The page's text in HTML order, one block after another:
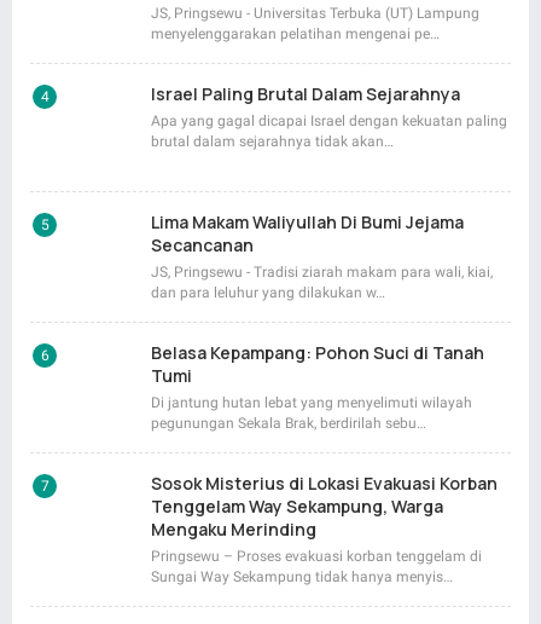
JS, Pringsewu - Universitas Terbuka (UT) Lampung
menyelenggarakan pelatihan mengenai pe…
Israel Paling Brutal Dalam Sejarahnya
Apa yang gagal dicapai Israel dengan kekuatan paling
brutal dalam sejarahnya tidak akan…
Lima Makam Waliyullah Di Bumi Jejama
Secancanan
JS, Pringsewu - Tradisi ziarah makam para wali, kiai,
dan para leluhur yang dilakukan w…
Belasa Kepampang: Pohon Suci di Tanah
Tumi
Di jantung hutan lebat yang menyelimuti wilayah
pegunungan Sekala Brak, berdirilah sebu…
Sosok Misterius di Lokasi Evakuasi Korban
Tenggelam Way Sekampung, Warga
Mengaku Merinding
Pringsewu – Proses evakuasi korban tenggelam di
Sungai Way Sekampung tidak hanya menyis…